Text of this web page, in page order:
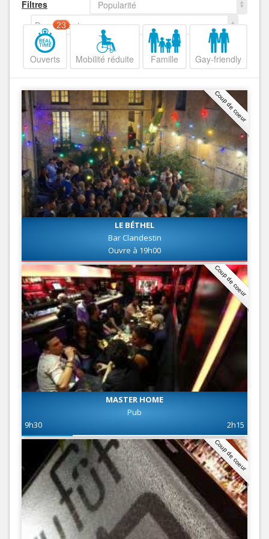
Filtres
Popularité
Decroissant
Ouverts
23
Mobilité réduite Famille Gay-friendly
Coup de coeur
LE BÉTHEL
Bar Clandestin
Ouvre à 19h00
Coup de coeur
MASTER HOME
Pub
9h30
2h15
Coup de coeur